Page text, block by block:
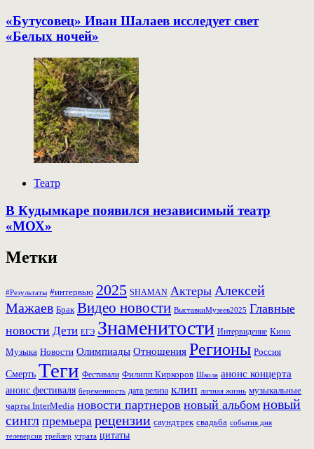
«Бутусовец» Иван Шалаев исследует свет
«Белых ночей»
Театр
В Кудымкаре появился независимый театр
«МОХ»
Метки
#Результаты #интервью 2025 SHAMAN Актеры Алексей
Мажаев Брак Видео новости ВыставкиМузеев2025 Главные
новости Дети ЕГЭ Знаменитости Интервидение Кино
Музыка Новости Олимпиады Отношения Регионы Россия
Смерть Теги Фестивали Филипп Киркоров Школа анонс концерта
анонс фестиваля беременность дата релиза клип личная жизнь музыкальные
чарты InterMedia новости партнеров новый альбом новый
сингл премьера рецензии саундтрек свадьба события дня
телеверсия трейлер утрата цитаты